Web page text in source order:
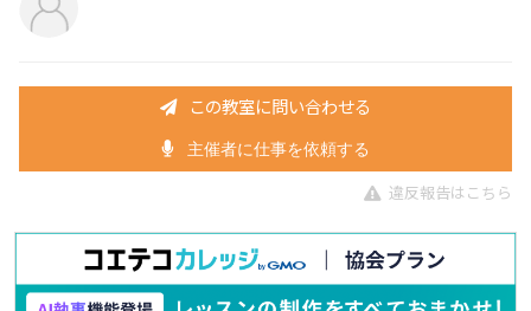
この教室に問い合わせる
主催者に仕事を依頼する
違反報告はこちら